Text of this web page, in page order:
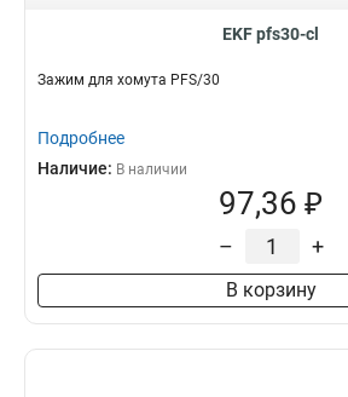
EKF pfs30-cl
Зажим для хомута PFS/30
Подробнее
Наличие: В наличии
97,36 ₽
– +
В корзину